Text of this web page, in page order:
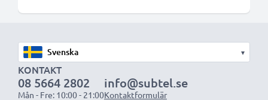
▾
KONTAKT
08 5664 2802
Mån - Fre: 10:00 - 21:00
info@subtel.se
Kontaktformulär